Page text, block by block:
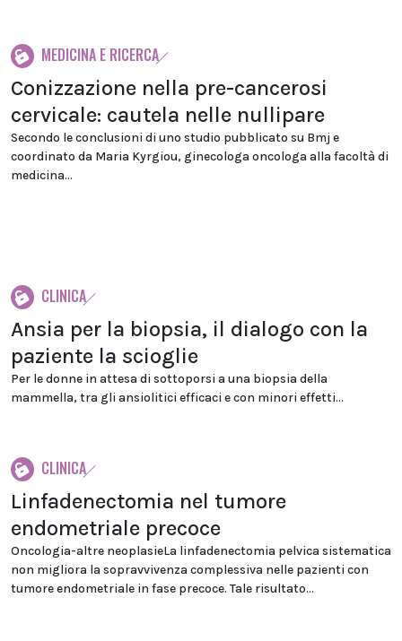
MEDICINA E RICERCA
Conizzazione nella pre-cancerosi
cervicale: cautela nelle nullipare
Secondo le conclusioni di uno studio pubblicato su Bmj e
coordinato da Maria Kyrgiou, ginecologa oncologa alla facoltà di
medicina...
CLINICA
Ansia per la biopsia, il dialogo con la
paziente la scioglie
Per le donne in attesa di sottoporsi a una biopsia della
mammella, tra gli ansiolitici efficaci e con minori effetti...
CLINICA
Linfadenectomia nel tumore
endometriale precoce
Oncologia-altre neoplasieLa linfadenectomia pelvica sistematica
non migliora la sopravvivenza complessiva nelle pazienti con
tumore endometriale in fase precoce. Tale risultato...